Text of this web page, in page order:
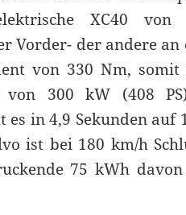
XC40
Vorder- der andere an
von 330 Nm,
von 300 kW (408
in 4,9 Sekunden auf
ist bei 180 km/h
75 kWh